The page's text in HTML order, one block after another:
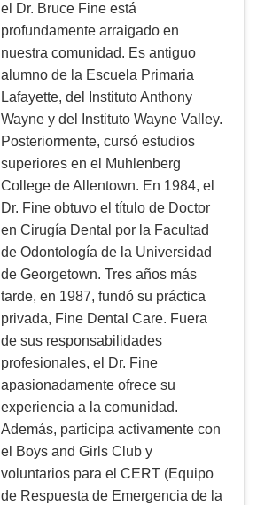
el Dr. Bruce Fine está
profundamente arraigado en
nuestra comunidad. Es antiguo
alumno de la Escuela Primaria
Lafayette, del Instituto Anthony
Wayne y del Instituto Wayne Valley.
Posteriormente, cursó estudios
superiores en el Muhlenberg
College de Allentown. En 1984, el
Dr. Fine obtuvo el título de Doctor
en Cirugía Dental por la Facultad
de Odontología de la Universidad
de Georgetown. Tres años más
tarde, en 1987, fundó su práctica
privada, Fine Dental Care. Fuera
de sus responsabilidades
profesionales, el Dr. Fine
apasionadamente ofrece su
experiencia a la comunidad.
Además, participa activamente con
el Boys and Girls Club y
voluntarios para el CERT (Equipo
de Respuesta de Emergencia de la